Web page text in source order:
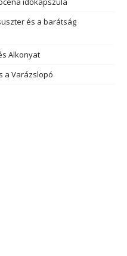
és a barátság
Alkonyat
a Varázslopó